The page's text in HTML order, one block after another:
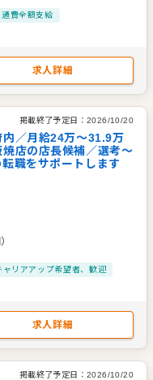
通費全額支給
求人詳細
掲載終了予定日： 2026/10/20
内／月給24万〜31.9万
店の店長候補／選考～
職をサポートします
ャリアアップ希望者、歓迎
求人詳細
掲載終了予定日： 2026/10/20